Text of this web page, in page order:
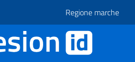
Regione marche